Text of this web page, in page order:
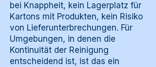
bei Knappheit, kein Lagerplatz für
Kartons mit Produkten, kein Risiko
von Lieferunterbrechungen. Für
Umgebungen, in denen die
Kontinuität der Reinigung
entscheidend ist, ist das ein